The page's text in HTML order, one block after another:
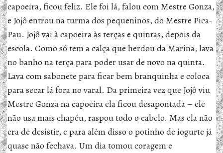
capoeira, ficou feliz. Ele foi lá, falou com Mestre Gonza,
e Jojô entrou na turma dos pequeninos, do Mestre Pica-
Pau. Jojô vai à capoeira às terças e quintas, depois da
escola. Como só tem a calça que herdou da Marina, lava
no banho na terça para poder usar de novo na quinta.
Lava com sabonete para ficar bem branquinha e coloca
para secar lá fora no varal. Da primeira vez que Jojô viu
Mestre Gonza na capoeira ela ficou desapontada – ele
não usa mais chapéu, raspou todo o cabelo. Mas ela não
era de desistir, e para além disso o potinho de iogurte já
quase não fechava. Um dia tomou coragem e